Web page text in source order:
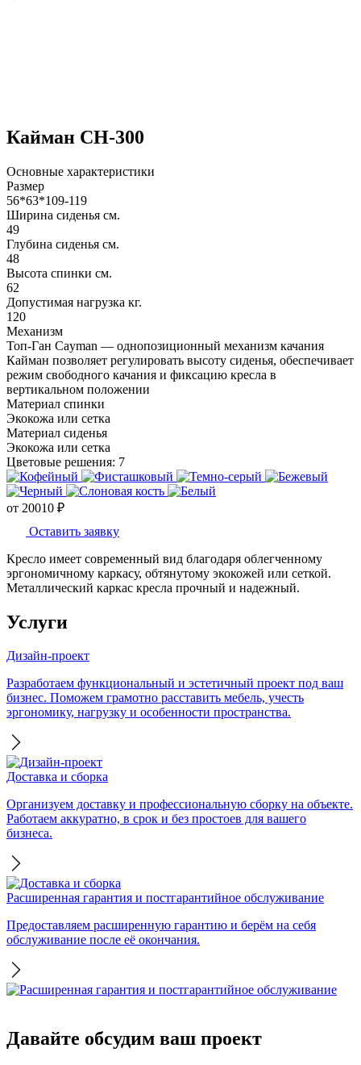
Кайман СН-300
Основные характеристики
Размер
56*63*109-119
Ширина сиденья см.
49
Глубина сиденья см.
48
Высота спинки см.
62
Допустимая нагрузка кг.
120
Механизм
Топ-Ган Cayman — однопозиционный механизм качания
Кайман позволяет регулировать высоту сиденья, обеспечивает
режим свободного качания и фиксацию кресла в
вертикальном положении
Материал спинки
Экокожа или сетка
Материал сиденья
Экокожа или сетка
Цветовые решения: 7
от 20010 ₽
Оставить заявку
Кресло имеет современный вид благодаря облегченному
эргономичному каркасу, обтянутому экокожей или сеткой.
Металлический каркас кресла прочный и надежный.
Услуги
Дизайн-проект
Разработаем функциональный и эстетичный проект под ваш
бизнес. Поможем грамотно расставить мебель, учесть
эргономику, нагрузку и особенности пространства.
Доставка и сборка
Организуем доставку и профессиональную сборку на объекте.
Работаем аккуратно, в срок и без простоев для вашего
бизнеса.
Расширенная гарантия и постгарантийное обслуживание
Предоставляем расширенную гарантию и берём на себя
обслуживание после её окончания.
Давайте обсудим ваш проект